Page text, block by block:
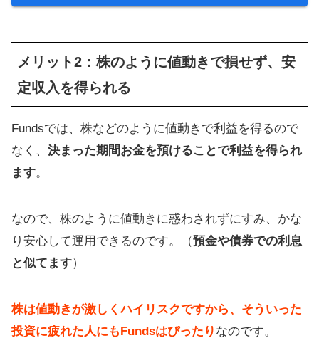
メリット2：株のように値動きで損せず、安
定収入を得られる
Fundsでは、株などのように値動きで利益を得るので
なく、 決まった期間お金を預けることで利益を得られ
ます。
なので、株のように値動きに惑わされずにすみ、かな
り安心して運用できるのです。（預金や債券での利息
と似てます）
株は値動きが激しくハイリスクですから、そういった
投資に疲れた人にもFundsはぴったり なのです。